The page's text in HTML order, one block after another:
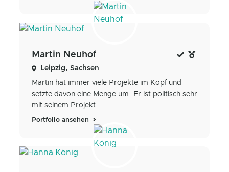
Martin Neuhof
Leipzig, Sachsen
Martin hat immer viele Projekte im Kopf und
setzte davon eine Menge um. Er ist politisch sehr
mit seinem Projekt...
Portfolio ansehen